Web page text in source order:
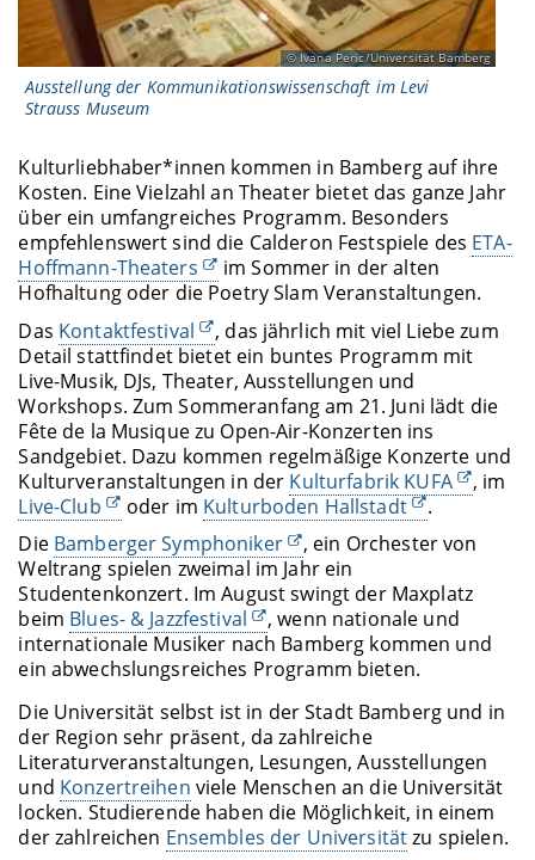
Ivana Peric/Universität Bamberg
Ausstellung der Kommunikationswissenschaft im Levi
Strauss Museum
Kulturliebhaber*innen kommen in Bamberg auf ihre
Kosten. Eine Vielzahl an Theater bietet das ganze Jahr
über ein umfangreiches Programm. Besonders
empfehlenswert sind die Calderon Festspiele des ETA-
Hoffmann-Theaters
im Sommer in der alten
Hofhaltung oder die Poetry Slam Veranstaltungen.
Das Kontaktfestival
, das jährlich mit viel Liebe zum
Detail stattfindet bietet ein buntes Programm mit
Live-Musik, DJs, Theater, Ausstellungen und
Workshops. Zum Sommeranfang am 21. Juni lädt die
Fête de la Musique zu Open-Air-Konzerten ins
Sandgebiet. Dazu kommen regelmäßige Konzerte und
Kulturveranstaltungen in der Kulturfabrik KUFA
, im
Live-Club
oder im Kulturboden Hallstadt
.
Die Bamberger Symphoniker
, ein Orchester von
Weltrang spielen zweimal im Jahr ein
Studentenkonzert. Im August swingt der Maxplatz
beim Blues- & Jazzfestival
, wenn nationale und
internationale Musiker nach Bamberg kommen und
ein abwechslungsreiches Programm bieten.
Die Universität selbst ist in der Stadt Bamberg und in
der Region sehr präsent, da zahlreiche
Literaturveranstaltungen, Lesungen, Ausstellungen
und Konzertreihen viele Menschen an die Universität
locken. Studierende haben die Möglichkeit, in einem
der zahlreichen Ensembles der Universitätzu spielen.